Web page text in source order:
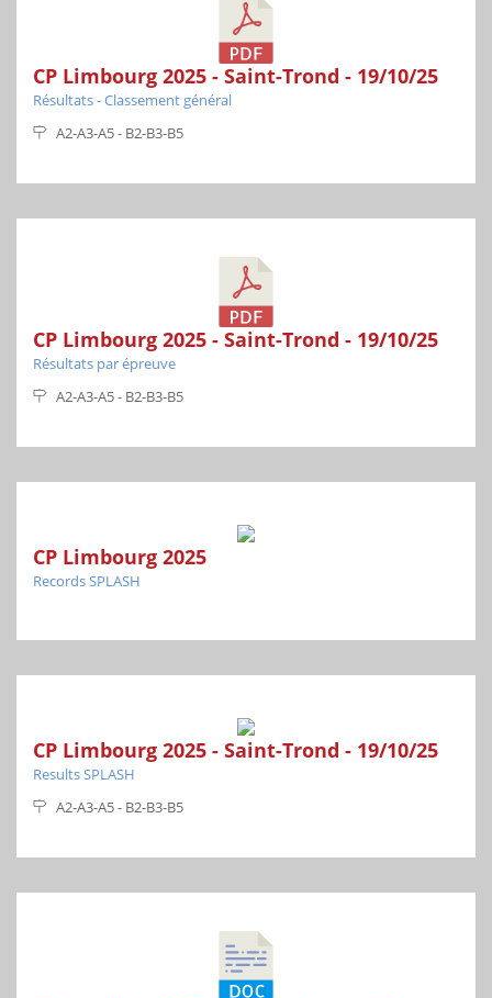
CP Limbourg 2025 - Saint-Trond - 19/10/25
Résultats - Classement général
A2-A3-A5 - B2-B3-B5
CP Limbourg 2025 - Saint-Trond - 19/10/25
Résultats par épreuve
A2-A3-A5 - B2-B3-B5
CP Limbourg 2025
Records SPLASH
CP Limbourg 2025 - Saint-Trond - 19/10/25
Results SPLASH
A2-A3-A5 - B2-B3-B5